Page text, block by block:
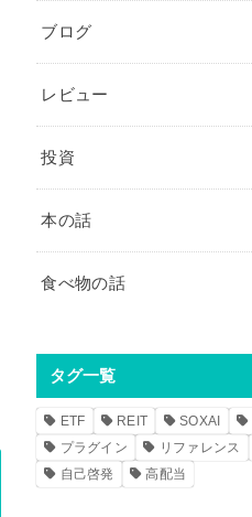
ブログ
レビュー
投資
本の話
食べ物の話
タグ一覧
ETF REIT SOXAI
プラグイン
リファレンス
自己啓発
高配当